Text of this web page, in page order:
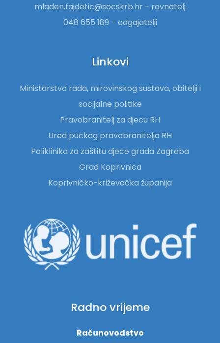
mladen.fajdetic@socskrb.hr - ravnatelj
048 655 189 – odgajatelji
Linkovi
Ministarstvo rada, mirovinskog sustava, obitelji i
socijalne politike
Pravobranitelj za djecu RH
Ured pučkog pravobranitelja RH
Poliklinika za zaštitu djece grada Zagreba
Grad Koprivnica
Koprivničko-križevačka županija
Radno vrijeme
Računovodstvo